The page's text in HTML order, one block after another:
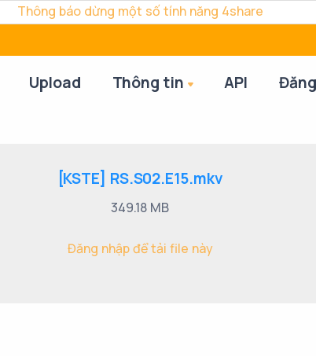
Thông báo dừng một số tính năng 4share
Upload Thông tin API
[KSTE] RS.S02.E15.mkv
349.18 MB
Đăng nhập để tải file này